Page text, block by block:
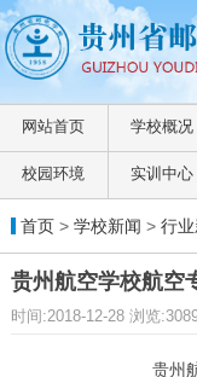
网站首页 学校概况
校园环境 实训中心
首页> 学校新闻 > 行
贵州航空学校航空
时间:2018-12-28 浏览
贵州